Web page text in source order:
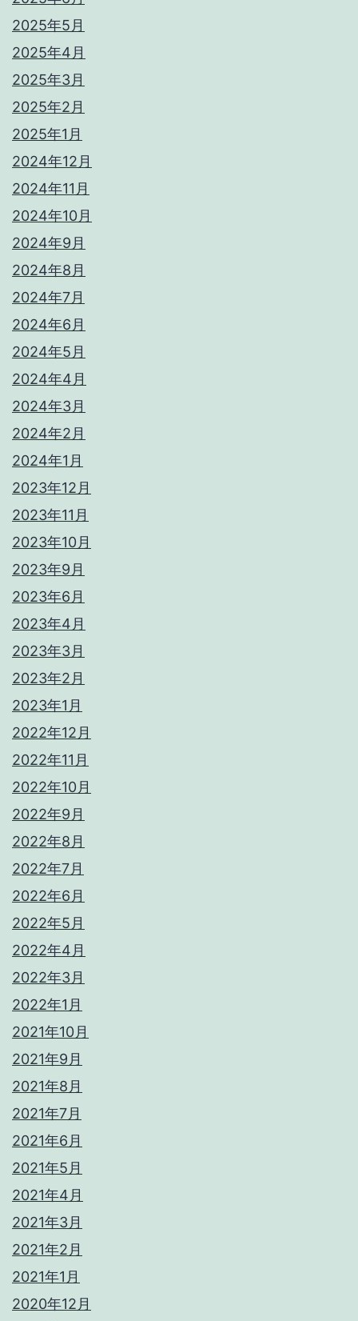
2025年5月
2025年4月
2025年3月
2025年2月
2025年1月
2024年12月
2024年11月
2024年10月
2024年9月
2024年8月
2024年7月
2024年6月
2024年5月
2024年4月
2024年3月
2024年2月
2024年1月
2023年12月
2023年11月
2023年10月
2023年9月
2023年6月
2023年4月
2023年3月
2023年2月
2023年1月
2022年12月
2022年11月
2022年10月
2022年9月
2022年8月
2022年7月
2022年6月
2022年5月
2022年4月
2022年3月
2022年1月
2021年10月
2021年9月
2021年8月
2021年7月
2021年6月
2021年5月
2021年4月
2021年3月
2021年2月
2021年1月
2020年12月